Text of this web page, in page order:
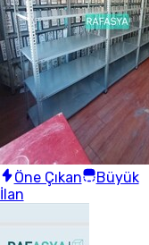
Öne Çıkan
Büyük
İlan